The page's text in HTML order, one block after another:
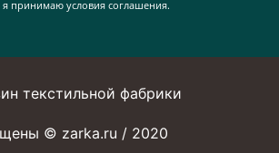
принимаю условия соглашения.
текстильной фабрики
© zarka.ru / 2020